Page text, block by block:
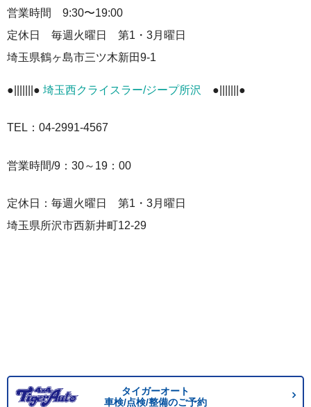
営業時間 9:30〜19:00
定休日 毎週火曜日 第1・3月曜日
埼玉県鶴ヶ島市三ツ木新田9-1
●|||||||● 埼玉西クライスラー/ジープ所沢 ●|||||||●
TEL：04-2991-4567
営業時間/9：30～19：00
定休日：毎週火曜日 第1・3月曜日
埼玉県所沢市西新井町12-29
タイガーオート
車検/点検/整備のご予約